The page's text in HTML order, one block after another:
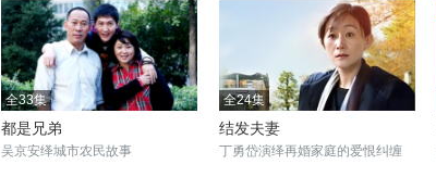
全33集
都是兄弟
吴京安绎城市农民故事
全24集
结发夫妻
丁勇岱演绎再婚家庭的爱恨纠缠